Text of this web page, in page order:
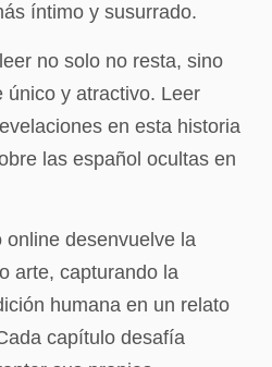
íntimo y susurrado.
no solo no resta, sino
único y atractivo. Leer
en esta historia
las español ocultas en
desenvuelve la
arte, capturando la
humana en un relato
capítulo desafía